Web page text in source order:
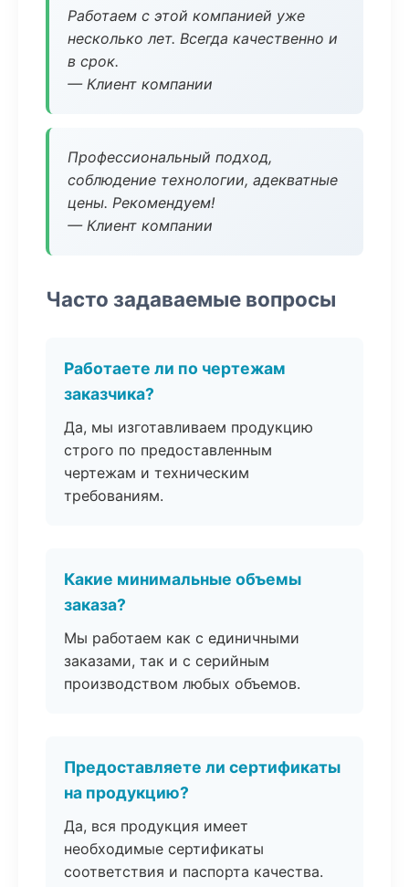
Работаем с этой компанией уже
несколько лет. Всегда качественно и
в срок.
— Клиент компании
Профессиональный подход,
соблюдение технологии, адекватные
цены. Рекомендуем!
— Клиент компании
Часто задаваемые вопросы
Работаете ли по чертежам
заказчика?
Да, мы изготавливаем продукцию
строго по предоставленным
чертежам и техническим
требованиям.
Какие минимальные объемы
заказа?
Мы работаем как с единичными
заказами, так и с серийным
производством любых объемов.
Предоставляете ли сертификаты
на продукцию?
Да, вся продукция имеет
необходимые сертификаты
соответствия и паспорта качества.